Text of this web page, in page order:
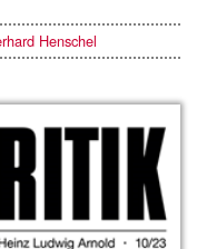
Henschel